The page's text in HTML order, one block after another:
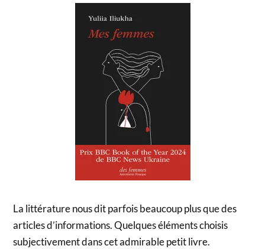
La littérature nous dit parfois beaucoup plus que des
articles d’informations. Quelques éléments choisis
subjectivement dans cet admirable petit livre.